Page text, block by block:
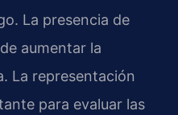
La presencia de
aumentar la
La representación
para evaluar las